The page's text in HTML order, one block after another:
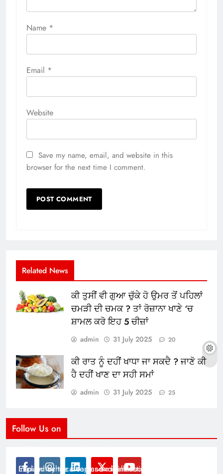
Name *
Email *
Website
Save my name, email, and website in this
browser for the next time I comment.
Related News
ਕੀ ਤੁਸੀਂ ਵੀ ਗੁਆ ਚੁੱਕੇ ਹੋ ਉਮਰ ਤੋਂ ਪਹਿਲਾਂ
ਚਮੜੀ ਦੀ ਚਮਕ ? ਤਾਂ ਰੋਜ਼ਾਨਾ ਖਾਣੇ ‘ਚ
ਸ਼ਾਮਲ ਕਰੋ ਇਹ 5 ਚੀਜ਼ਾਂ
admin 31 July 2025 20
ਕੀ ਰਾਤ ਨੂੰ ਦਹੀਂ ਖਾਧਾ ਜਾ ਸਕਦੈ ? ਜਾਣੋ ਕੀ
ਹੈ ਦਹੀਂ ਖਾਣ ਦਾ ਸਹੀ ਸਮਾਂ
admin 31 July 2025 25
Follow Us on
Inspired by the clean and minimalistic look of modern
Explain technical topics and talk about the latest in